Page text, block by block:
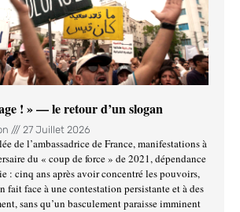
! » — le retour d’un slogan
27 Juillet 2026
de l’ambassadrice de France, manifestations à
du « coup de force » de 2021, dépendance
: cinq ans après avoir concentré les pouvoirs,
fait face à une contestation persistante et à des
sans qu’un basculement paraisse imminent